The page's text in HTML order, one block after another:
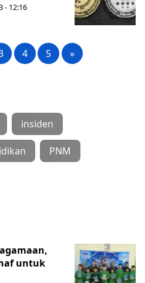
- 12:16
4 5 »
insiden
PNM
untuk